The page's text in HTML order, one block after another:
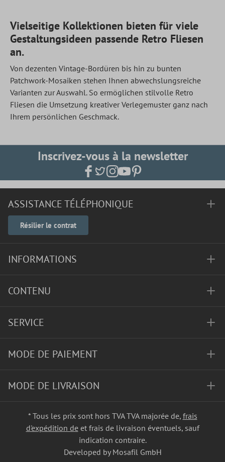
Vielseitige Kollektionen bieten für viele
Gestaltungsideen passende Retro Fliesen
an.
Von dezenten Vintage-Bordüren bis hin zu bunten
Patchwork-Mosaiken stehen Ihnen abwechslungsreiche
Varianten zur Auswahl. So ermöglichen stilvolle Retro
Fliesen die Umsetzung kreativer Verlegemuster ganz nach
Ihrem persönlichen Geschmack.
Inscrivez-vous à la newsletter
ASSISTANCE TÉLÉPHONIQUE
Résilier le contrat
INFORMATIONS
CONTENU
SERVICE
MODE DE PAIEMENT
MODE DE LIVRAISON
* Tous les prix sont hors TVA TVA majorée de, frais
d'expédition deet frais de livraison éventuels, sauf
indication contraire.
Developed by Mosafil GmbH